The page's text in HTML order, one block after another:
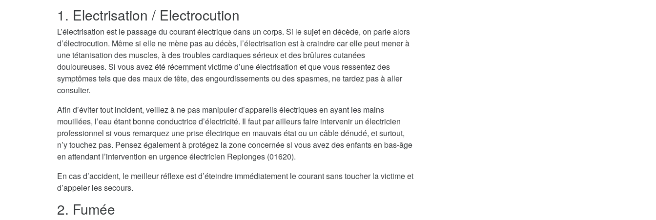
1. Electrisation / Electrocution
L’électrisation est le passage du courant électrique dans un corps. Si le sujet en décède, on parle alors
d’électrocution. Même si elle ne mène pas au décès, l’électrisation est à craindre car elle peut mener à
une tétanisation des muscles, à des troubles cardiaques sérieux et des brûlures cutanées
douloureuses. Si vous avez été récemment victime d’une électrisation et que vous ressentez des
symptômes tels que des maux de tête, des engourdissements ou des spasmes, ne tardez pas à aller
consulter.
Afin d’éviter tout incident, veillez à ne pas manipuler d’appareils électriques en ayant les mains
mouillées, l’eau étant bonne conductrice d’électricité. Il faut par ailleurs faire intervenir un électricien
professionnel si vous remarquez une prise électrique en mauvais état ou un câble dénudé, et surtout,
n’y touchez pas. Pensez également à protégez la zone concernée si vous avez des enfants en bas-âge
en attendant l’intervention en urgence électricien Replonges (01620).
En cas d’accident, le meilleur réflexe est d’éteindre immédiatement le courant sans toucher la victime et
d’appeler les secours.
2. Fumée